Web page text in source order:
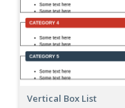
Vertical Box List